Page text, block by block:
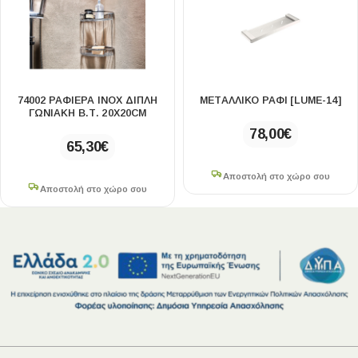
74002 ΡΑΦΙΕΡΑ ΙΝΟΧ ΔΙΠΛΗ
ΓΩΝΙΑΚΗ Β.Τ. 20X20CM
65,30€
Αποστολή στο χώρο σου
ΜΕΤΑΛΛΙΚΟ ΡΑΦΙ [LUME-14]
78,00€
Αποστολή στο χώρο σου